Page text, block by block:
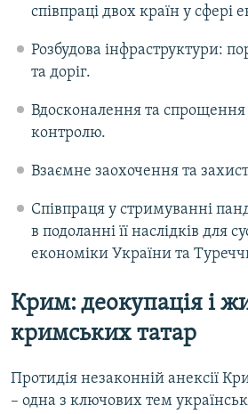
співпраці двох країн у сфері
Розбудова інфраструктури:
та доріг.
Вдосконалення та
контролю.
Взаємне заохочення та захист
Співпраця у стримуванні
в подоланні її наслідків для
економіки України та
Крим: деокупація і
кримських татар
Протидія незаконній анексії
– одна з ключових тем